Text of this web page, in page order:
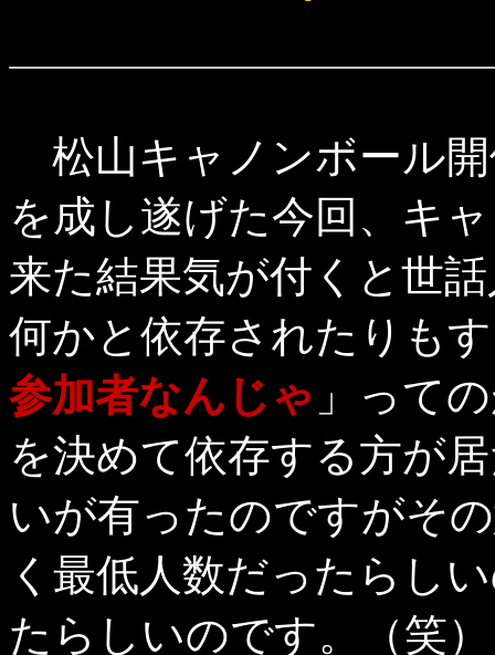
松山キャノンボール
を成し遂げた今回、キ
来た結果気が付くと世
何かと依存されたりも
参加者なんじゃ 」って
を決めて依存する方が
いが有ったのですがそ
く最低人数だったらし
たらしいのです。（笑）